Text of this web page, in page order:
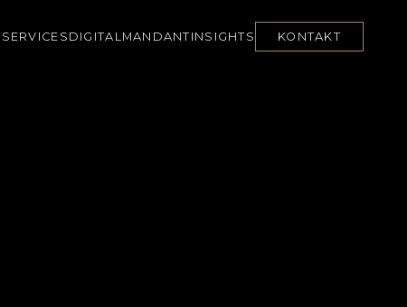
SERVICES DIGITAL MANDANT INSIGHTS KONTAKT